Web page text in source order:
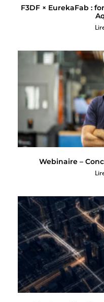
F3DF × EurekaFab :
Webinaire –